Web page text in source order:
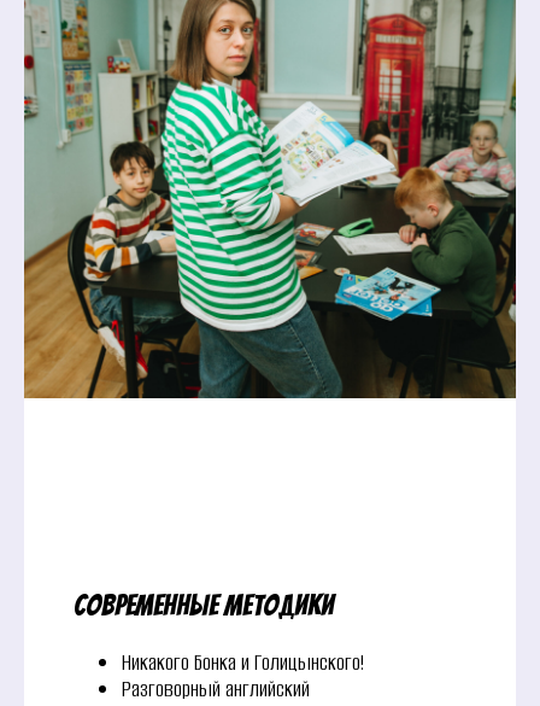
Современные методики
Никакого Бонка и Голицынского!
Разговорный английский